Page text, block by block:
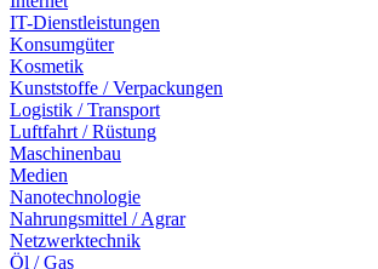
IT-Dienstleistungen
Konsumgüter
Kosmetik
Kunststoffe / Verpackungen
Logistik / Transport
Luftfahrt / Rüstung
Maschinenbau
Medien
Nanotechnologie
Nahrungsmittel / Agrar
Netzwerktechnik
Öl / Gas